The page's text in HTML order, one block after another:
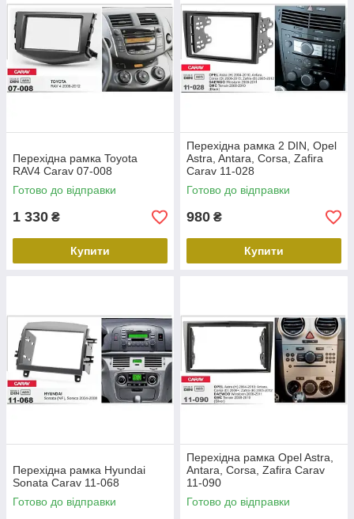
Перехідна рамка Toyota
RAV4 Carav 07-008
Готово до відправки
1 330 ₴
Купити
Перехідна рамка 2 DIN, Opel
Astra, Antara, Corsa, Zafira
Carav 11-028
Готово до відправки
980 ₴
Купити
Перехідна рамка Hyundai
Sonata Carav 11-068
Готово до відправки
Перехідна рамка Opel Astra,
Antara, Corsa, Zafira Carav
11-090
Готово до відправки